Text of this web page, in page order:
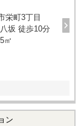
栄町3丁目
坂 徒歩10分
㎡
ン